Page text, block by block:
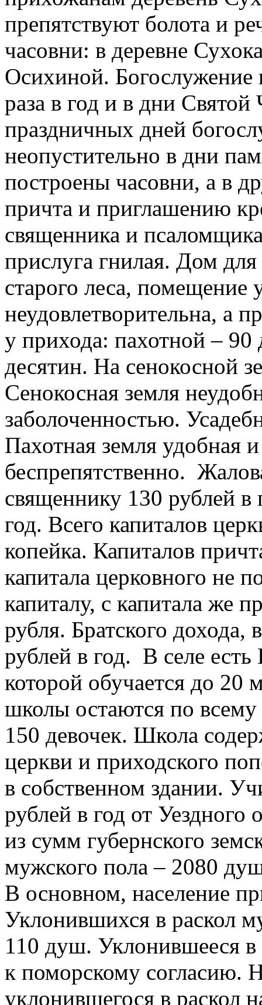
препятствуют болота и
часовни: в деревне
Осихиной. Богослужение
раза в год и в дни
праздничных дней
неопустительно в дни
построены часовни, а в
причта и приглашению
священника и
прислуга гнилая. Дом
старого леса, помещение
неудовлетворительна, а
у прихода: пахотной – 90
десятин. На сенокосной
Сенокосная земля
заболоченностью.
Пахотная земля удобная
беспрепятственно.
священнику 130 рублей
год. Всего капиталов
копейка. Капиталов
капитала церковного не
капиталу, с капитала же
рубля. Братского дохода,
рублей в год. В селе
которой обучается до 20
школы остаются по
150 девочек. Школа
церкви и приходского
в собственном здании.
рублей в год от
из сумм губернского
мужского пола – 2080
В основном, население
Уклонившихся в раскол
110 душ. Уклонившееся в
к поморскому согласию.
уклонившегося в раскол